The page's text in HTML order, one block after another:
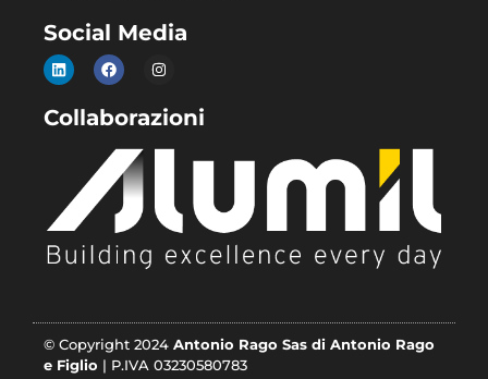
Social Media
Collaborazioni
© Copyright 2024 Antonio Rago Sas di Antonio Rago
e Figlio | P.IVA 03230580783